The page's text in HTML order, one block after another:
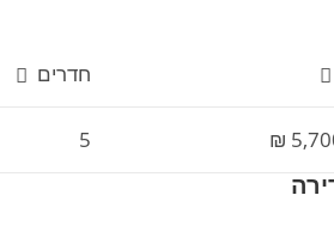
חדרים
5